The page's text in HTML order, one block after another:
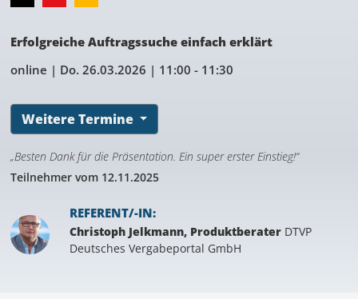
Erfolgreiche Auftragssuche einfach erklärt
online | Do. 26.03.2026 | 11:00 - 11:30
Weitere Termine
„Besten Dank für die Präsentation. Ein super erster Einstieg!“
Teilnehmer vom 12.11.2025
REFERENT/-IN:
Christoph Jelkmann, Produktberater DTVP
Deutsches Vergabeportal GmbH